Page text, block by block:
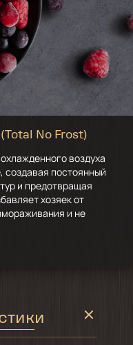
No Frost)
воздуха
создавая постоянный
и предотвращая
хозяек от
и не